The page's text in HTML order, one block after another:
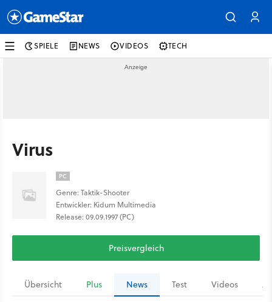
SPIELE NEWS VIDEOS TECH
Virus
PC
Genre: Taktik-Shooter
Entwickler: Kidum Multimedia
Release: 09.09.1997 (PC)
Preisvergleich
Übersicht Plus News Test Videos